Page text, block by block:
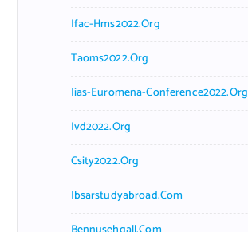
Ifac-Hms2022.org
Taoms2022.org
Iias-Euromena-Conference2022.org
Ivd2022.org
Csity2022.org
Ibsarstudyabroad.com